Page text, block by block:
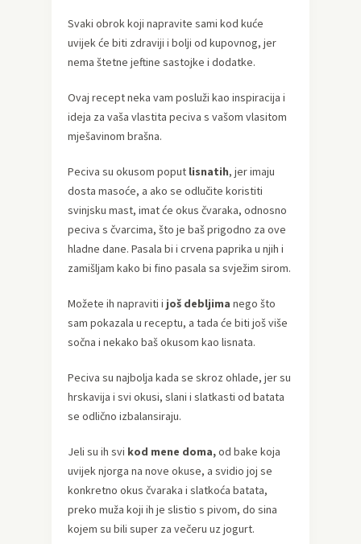
Svaki obrok koji napravite sami kod kuće
uvijek će biti zdraviji i bolji od kupovnog, jer
nema štetne jeftine sastojke i dodatke.
Ovaj recept neka vam posluži kao inspiracija i
ideja za vaša vlastita peciva s vašom vlasitom
mješavinom brašna.
Peciva su okusom poput lisnatih, jer imaju
dosta masoće, a ako se odlučite koristiti
svinjsku mast, imat će okus čvaraka, odnosno
peciva s čvarcima, što je baš prigodno za ove
hladne dane. Pasala bi i crvena paprika u njih i
zamišljam kako bi fino pasala sa svježim sirom.
Možete ih napraviti i još debljima nego što
sam pokazala u receptu, a tada će biti još više
sočna i nekako baš okusom kao lisnata.
Peciva su najbolja kada se skroz ohlade, jer su
hrskavija i svi okusi, slani i slatkasti od batata
se odlično izbalansiraju.
Jeli su ih svi kod mene doma,od bake koja
uvijek njorga na nove okuse, a svidio joj se
konkretno okus čvaraka i slatkoća batata,
preko muža koji ih je slistio s pivom, do sina
kojem su bili super za večeru uz jogurt.